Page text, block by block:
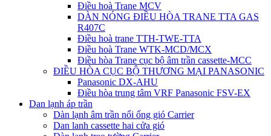
Điều hoà Trane MCV
DÀN NÓNG ĐIỀU HÒA TRANE TTA GAS
R407C
Điều hoà trane TTH-TWE-TTA
Điều hoà Trane WTK-MCD/MCX
Điều hòa Trane cục bộ âm trần cassette-MCC
ĐIỀU HÒA CỤC BỘ THƯƠNG MẠI PANASONIC
Panasonic DX-AHU
Điều hòa trung tâm VRF Panasonic FSV-EX
Dan lạnh áp trần
Dàn lạnh âm trần nối ống gió Carrier
Dan lanh cassette hai cửa gió